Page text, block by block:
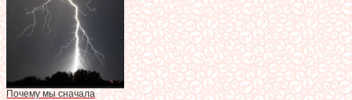
Почему мы сначала